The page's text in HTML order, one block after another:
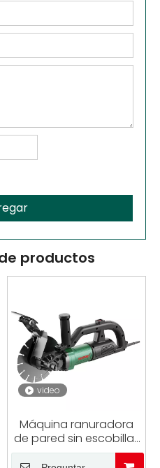
productos
video
Máquina ranuradora
de pared sin escobillas
CA de 4000W, cortador